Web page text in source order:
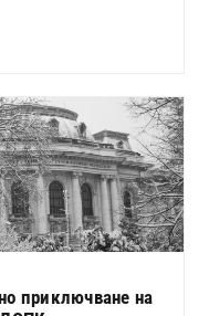
приключване на